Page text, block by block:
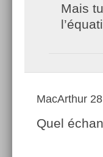
Mais
MacArthur
Quel